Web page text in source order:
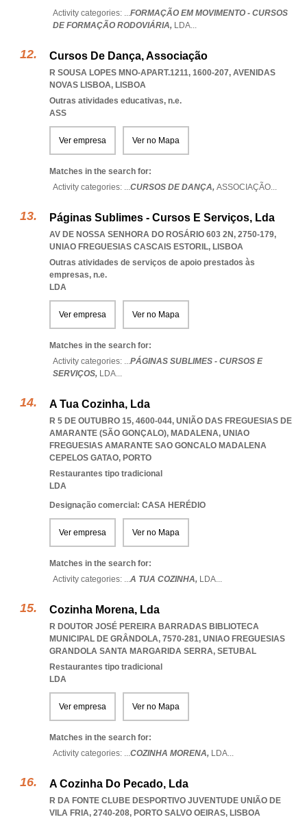
Activity categories: ...FORMAÇÃO EM MOVIMENTO - CURSOS
DE FORMAÇÃO RODOVIÁRIA, LDA...
Cursos De Dança, Associação
R SOUSA LOPES MNO-APART.1211, 1600-207, AVENIDAS
NOVAS LISBOA, LISBOA
Outras atividades educativas, n.e.
ASS
Ver empresa Ver no Mapa
Matches in the search for:
Activity categories: ...CURSOS DE DANÇA, ASSOCIAÇÃO...
Páginas Sublimes - Cursos E Serviços, Lda
AV DE NOSSA SENHORA DO ROSÁRIO 603 2N, 2750-179,
UNIAO FREGUESIAS CASCAIS ESTORIL, LISBOA
Outras atividades de serviços de apoio prestados às
empresas, n.e.
LDA
Ver empresa Ver no Mapa
Matches in the search for:
Activity categories: ...PÁGINAS SUBLIMES - CURSOS E
SERVIÇOS, LDA...
A Tua Cozinha, Lda
R 5 DE OUTUBRO 15, 4600-044, UNIÃO DAS FREGUESIAS DE
AMARANTE (SÃO GONÇALO), MADALENA, UNIAO
FREGUESIAS AMARANTE SAO GONCALO MADALENA
CEPELOS GATAO, PORTO
Restaurantes tipo tradicional
LDA
Designação comercial: CASA HERÉDIO
Ver empresa Ver no Mapa
Matches in the search for:
Activity categories: ...A TUA COZINHA, LDA...
Cozinha Morena, Lda
R DOUTOR JOSÉ PEREIRA BARRADAS BIBLIOTECA
MUNICIPAL DE GRÂNDOLA, 7570-281, UNIAO FREGUESIAS
GRANDOLA SANTA MARGARIDA SERRA, SETUBAL
Restaurantes tipo tradicional
LDA
Ver empresa Ver no Mapa
Matches in the search for:
Activity categories: ...COZINHA MORENA, LDA...
A Cozinha Do Pecado, Lda
R DA FONTE CLUBE DESPORTIVO JUVENTUDE UNIÃO DE
VILA FRIA, 2740-208, PORTO SALVO OEIRAS, LISBOA